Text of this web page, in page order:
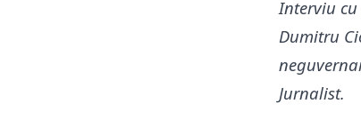
Interviu
Dumitru
Jurnalist.